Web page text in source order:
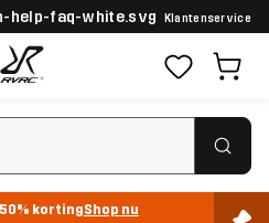
Klantenservice
50% kortingShop nu